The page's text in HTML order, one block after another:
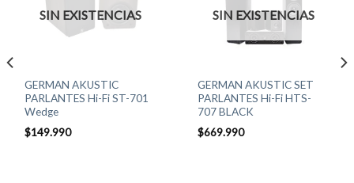
SIN EXISTENCIAS
GERMAN AKUSTIC
PARLANTES Hi-Fi ST-701
Wedge
$149.990
SIN EXISTENCIAS
GERMAN AKUSTIC SET
PARLANTES Hi-Fi HTS-
707 BLACK
$669.990